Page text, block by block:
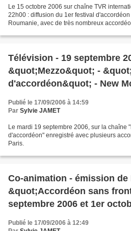
Le 15 octobre 2006 sur chaîne TVR
22h00 : diffusion du 1er festival
Roumanie, avec de très nombreux
Télévision - 19 septembre
&quot;Mezzo&quot; - &quot;Nuit
d'accordéon&quot; - New
Publié le 17/09/2006 à 14:59
Par Sylvie JAMET
Le mardi 19 septembre 2006, sur la chaîne
d'accordéon" enregistré avec plusieurs
Paris.
Co-animation - émission de
&quot;Accordéon sans
septembre 2006 et 1er
Descaillot - radio locale
Publié le 17/09/2006 à 12:49